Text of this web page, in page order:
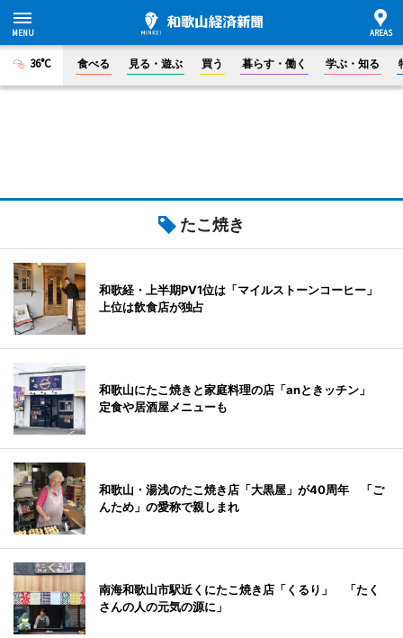
36°C 食べる 見る・遊ぶ 買う 暮らす・働く 学ぶ・知る
たこ焼き
和歌経・上半期PV1位は「マイルストーンコーヒー」
上位は飲食店が独占
和歌山にたこ焼きと家庭料理の店「anときッチン」
定食や居酒屋メニューも
和歌山・湯浅のたこ焼き店「大黒屋」が40周年 「ご
んため」の愛称で親しまれ
南海和歌山市駅近くにたこ焼き店「くるり」 「たく
さんの人の元気の源に」